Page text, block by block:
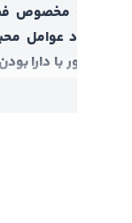
مخصوص فضاهای
عوامل محیطی
با دارا بودن کیفیت
می شوند. بعضی
لیمنت برای دوام